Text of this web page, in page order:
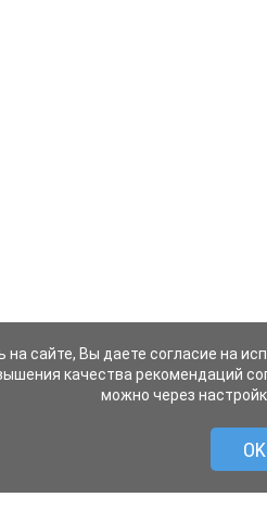
на сайте, Вы даете согласие на
качества рекомендаций
можно через
OK